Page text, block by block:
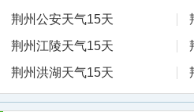
荆州公安天气15天
荆州江陵天气15天
荆州洪湖天气15天